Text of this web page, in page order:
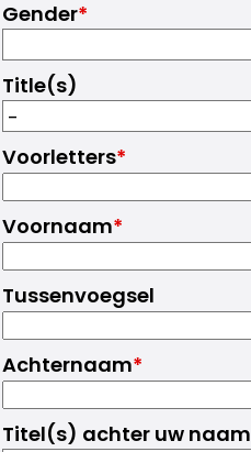
Gender*
Title(s)
Voorletters*
Voornaam*
Tussenvoegsel
Achternaam*
Titel(s) achter uw naam